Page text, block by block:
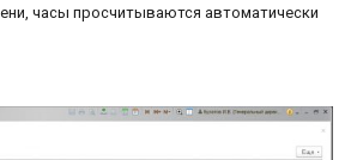
часы просчитываются автоматически